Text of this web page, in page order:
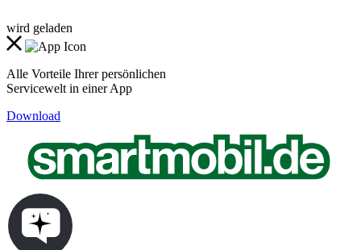
wird geladen
Alle Vorteile Ihrer persönlichen
Servicewelt in einer App
Download